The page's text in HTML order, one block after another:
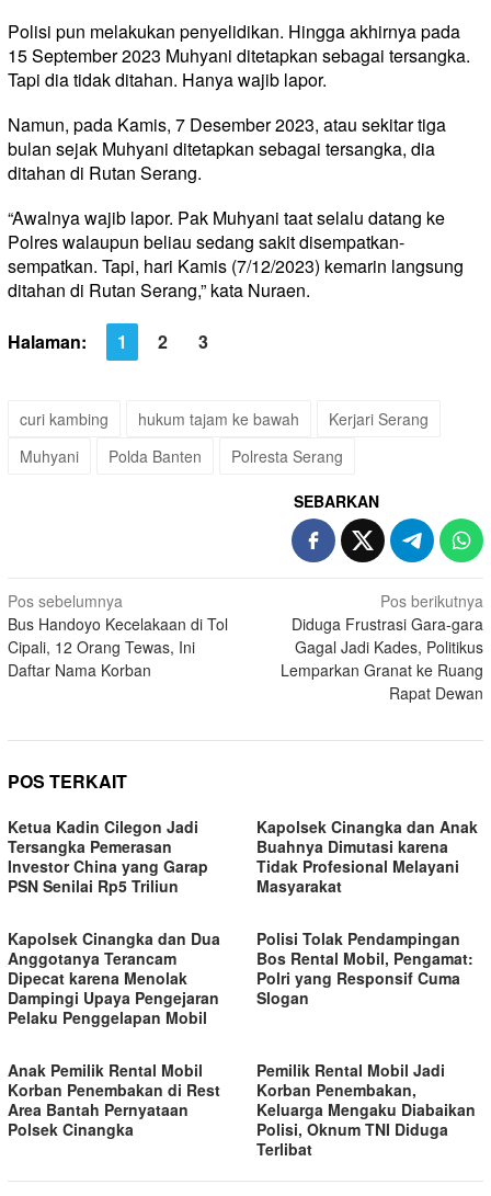
Polisi pun melakukan penyelidikan. Hingga akhirnya pada
15 September 2023 Muhyani ditetapkan sebagai tersangka.
Tapi dia tidak ditahan. Hanya wajib lapor.
Namun, pada Kamis, 7 Desember 2023, atau sekitar tiga
bulan sejak Muhyani ditetapkan sebagai tersangka, dia
ditahan di Rutan Serang.
“Awalnya wajib lapor. Pak Muhyani taat selalu datang ke
Polres walaupun beliau sedang sakit disempatkan-
sempatkan. Tapi, hari Kamis (7/12/2023) kemarin langsung
ditahan di Rutan Serang,” kata Nuraen.
Halaman: 1 2 3
curi kambing hukum tajam ke bawah
Kerjari Serang
Muhyani
Polda Banten Polresta Serang
SEBARKAN
Navigasi
pos
Pos sebelumnya
Bus Handoyo Kecelakaan di Tol
Cipali, 12 Orang Tewas, Ini
Daftar Nama Korban
Pos berikutnya
Diduga Frustrasi Gara-gara
Gagal Jadi Kades, Politikus
Lemparkan Granat ke Ruang
Rapat Dewan
POS TERKAIT
Ketua Kadin Cilegon Jadi
Tersangka Pemerasan
Investor China yang Garap
PSN Senilai Rp5 Triliun
Kapolsek Cinangka dan Anak
Buahnya Dimutasi karena
Tidak Profesional Melayani
Masyarakat
Kapolsek Cinangka dan Dua
Anggotanya Terancam
Dipecat karena Menolak
Dampingi Upaya Pengejaran
Pelaku Penggelapan Mobil
Polisi Tolak Pendampingan
Bos Rental Mobil, Pengamat:
Polri yang Responsif Cuma
Slogan
Anak Pemilik Rental Mobil
Korban Penembakan di Rest
Area Bantah Pernyataan
Polsek Cinangka
Pemilik Rental Mobil Jadi
Korban Penembakan,
Keluarga Mengaku Diabaikan
Polisi, Oknum TNI Diduga
Terlibat